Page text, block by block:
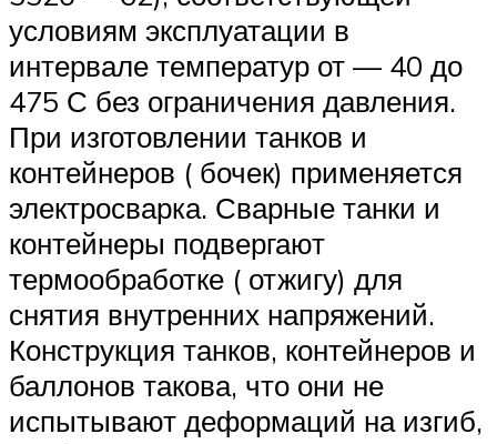
условиям эксплуатации в
интервале температур от — 40 до
475 С без ограничения давления.
При изготовлении танков и
контейнеров ( бочек) применяется
электросварка. Сварные танки и
контейнеры подвергают
термообработке ( отжигу) для
снятия внутренних напряжений.
Конструкция танков, контейнеров и
баллонов такова, что они не
испытывают деформаций на изгиб,